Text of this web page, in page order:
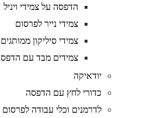
הדפסה על צמידי ויניל
צמידי נייר לפרסום
צמידי סיליקון ממותגים
צמידים מבד עם הדפסה
יודאיקה
כדורי לחץ עם הדפסה
לדרמנים וכלי עבודה לפרסום